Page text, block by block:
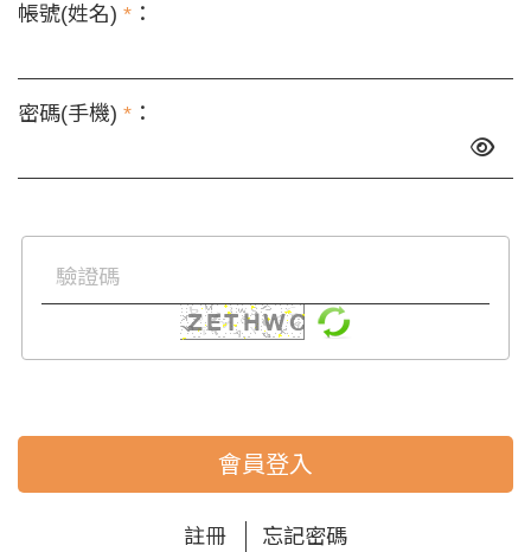
帳號(姓名) * ：
密碼(手機) * ：
會員登入
註冊 忘記密碼